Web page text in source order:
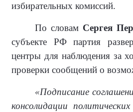
избирательных комиссий.
По словам Сергея
субъекте РФ партия
центры для наблюдения за
проверки сообщений о
«Подписание
консолидации